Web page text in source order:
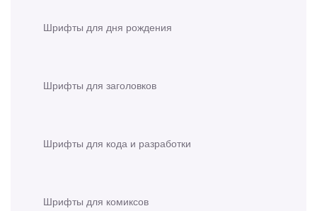
Шрифты для дня рождения
Шрифты для заголовков
Шрифты для кода и разработки
Шрифты для комиксов